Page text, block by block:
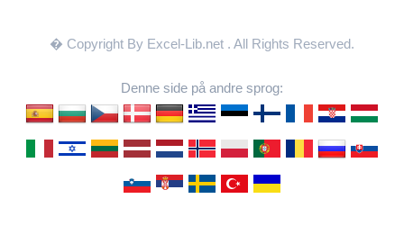
� Copyright By Excel-Lib.net . All Rights Reserved.
Denne side på andre sprog: